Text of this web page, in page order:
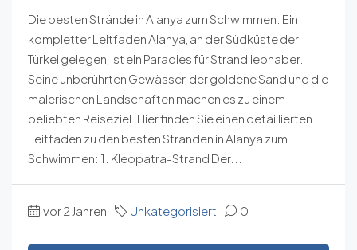
Die besten Strände in Alanya zum Schwimmen: Ein
kompletter Leitfaden Alanya, an der Südküste der
Türkei gelegen, ist ein Paradies für Strandliebhaber.
Seine unberührten Gewässer, der goldene Sand und die
malerischen Landschaften machen es zu einem
beliebten Reiseziel. Hier finden Sie einen detaillierten
Leitfaden zu den besten Stränden in Alanya zum
Schwimmen: 1. Kleopatra-Strand Der...
vor 2 Jahren Unkategorisiert 0